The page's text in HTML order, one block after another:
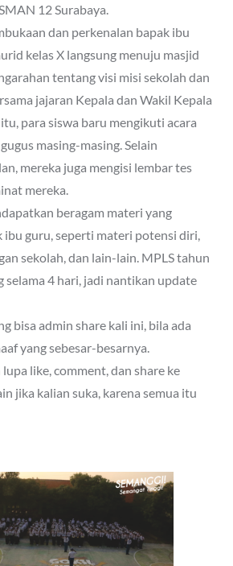
12 Surabaya.
dan perkenalan bapak ibu
kelas X langsung menuju masjid
tentang visi misi sekolah dan
jajaran Kepala dan Wakil Kepala
para siswa baru mengikuti acara
masing-masing. Selain
mereka juga mengisi lembar tes
mereka.
beragam materi yang
ibu guru, seperti materi potensi diri,
sekolah, dan lain-lain. MPLS tahun
selama 4 hari, jadi nantikan update
bisa admin share kali ini, bila ada
yang sebesar-besarnya.
like, comment, dan share ke
jika kalian suka, karena semua itu